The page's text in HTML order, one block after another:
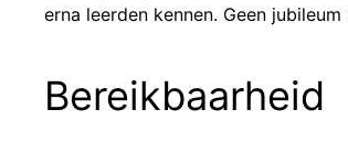
erna leerden kennen. Geen
Bereikbaarheid